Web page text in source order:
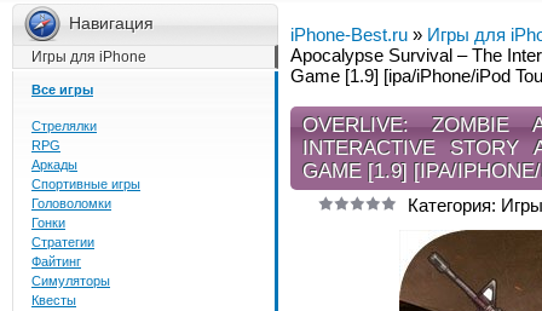
Навигация
Игры для iPhone
Все игры
Стрелялки
RPG
Аркады
Спортивные игры
Головоломки
Гонки
Стратегии
Файтинг
Симуляторы
Квесты
iPhone-Best.ru » Игры для
Apocalypse Survival – The
Game [1.9] [ipa/iPhone/iPod
OVERLIVE: ZOMBIE
INTERACTIVE STORY
GAME [1.9] [IPA/
Категория: